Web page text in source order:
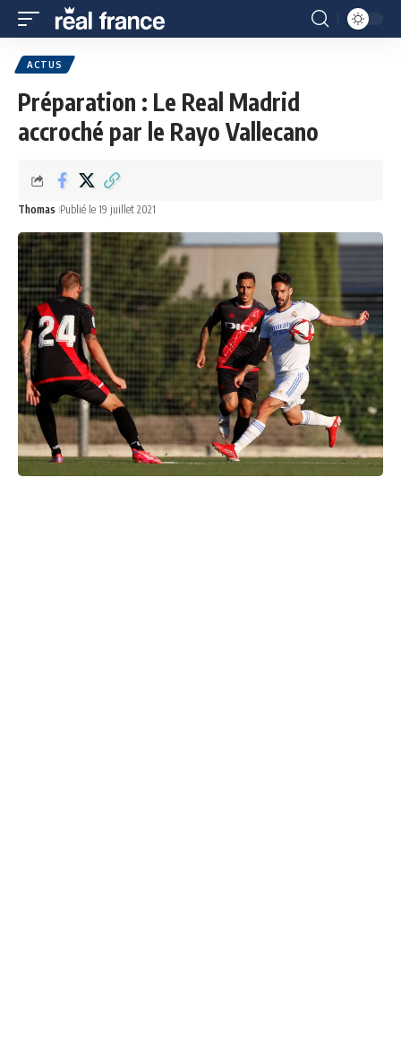
ACTUS
Préparation : Le Real Madrid
accroché par le Rayo Vallecano
Thomas Publié le 19 juillet 2021